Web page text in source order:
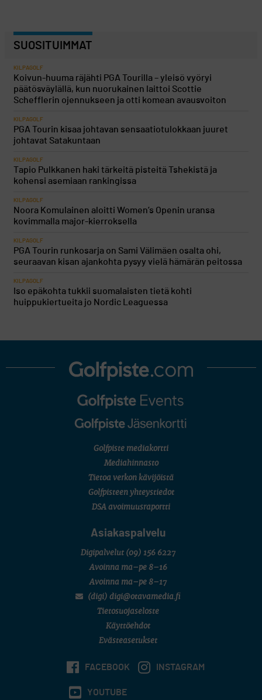
SUOSITUIMMAT
KILPAGOLF
Koivun-huuma räjähti PGA Tourilla – yleisö vyöryi
päätösväylällä, kun nuorukainen laittoi Scottie
Schefflerin ojennukseen ja otti komean avausvoiton
KILPAGOLF
PGA Tourin kisaa johtavan sensaatiotulokkaan juuret
johtavat Satakuntaan
KILPAGOLF
Tapio Pulkkanen haki tärkeitä pisteitä Tshekistä ja
kohensi asemiaan rankingissa
KILPAGOLF
Noora Komulainen aloitti Women’s Openin uransa
kovimmalla major-kierroksella
KILPAGOLF
PGA Tourin runkosarja on Sami Välimäen osalta ohi,
seuraavan kisan ajankohta pysyy vielä hämärän peitossa
KILPAGOLF
Iso epäkohta tukkii suomalaisten tietä kohti
huippukiertueita jo Nordic Leaguessa
Golfpiste mediakortti
Mediahinnasto
Tietoa verkon kävijöistä
Golfpisteen yhteystiedot
DSA avoimuusraportti
Asiakaspalvelu
Digipalvelut (09) 156 6227
Avoinna ma–pe 8–16
Avoinna ma–pe 8–17
(digi) digi@otavamedia.fi
Tietosuojaseloste
Käyttöehdot
Evästeasetukset
FACEBOOK INSTAGRAM
YOUTUBE